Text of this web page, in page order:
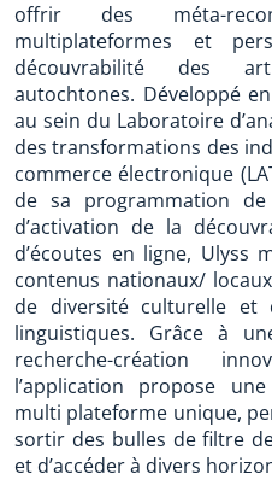
offrir des méta-
multiplateformes et
découvrabilité des
autochtones. Développé
au sein du Laboratoire
des transformations des
commerce électronique
de sa programmation
d’activation de la
d’écoutes en ligne, Ulyss
contenus nationaux/
de diversité culturelle et
linguistiques. Grâce à
recherche-création
l’application propose
multi plateforme unique,
sortir des bulles de filtre
et d’accéder à divers